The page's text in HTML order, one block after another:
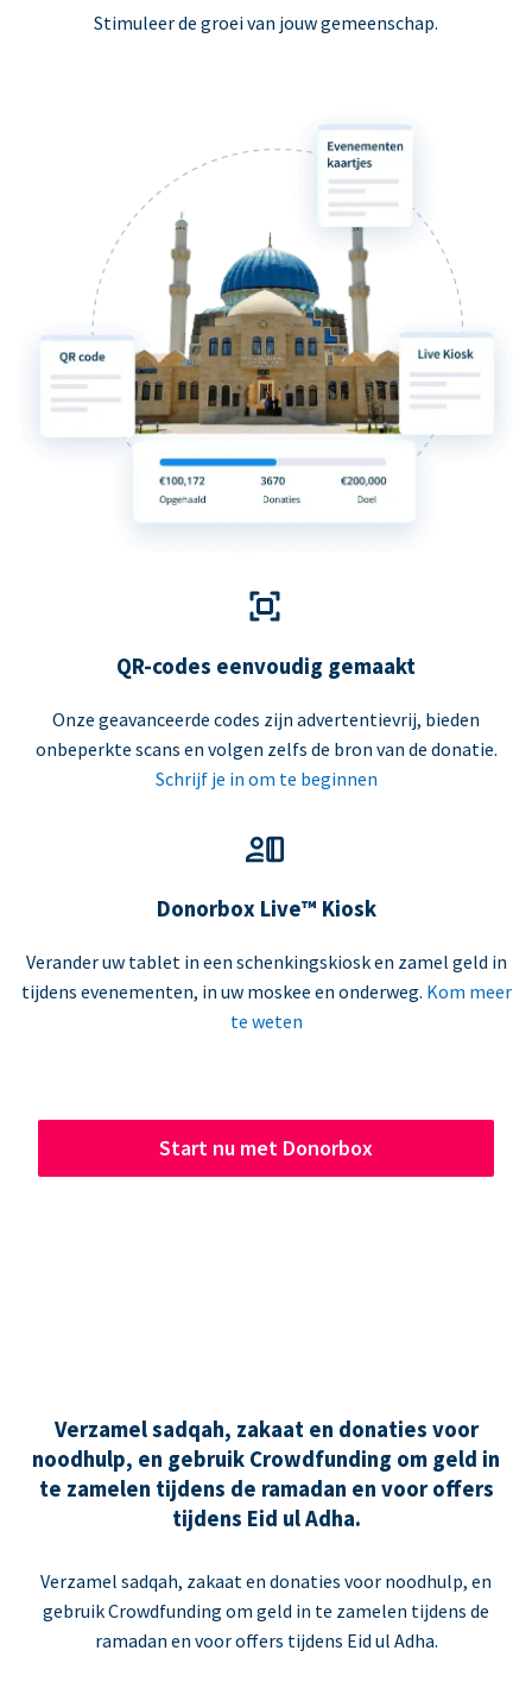
Stimuleer de groei van jouw gemeenschap.
QR-codes eenvoudig gemaakt
Onze geavanceerde codes zijn advertentievrij, bieden
onbeperkte scans en volgen zelfs de bron van de donatie.
Schrijf je in om te beginnen
Donorbox Live™ Kiosk
Verander uw tablet in een schenkingskiosk en zamel geld in
tijdens evenementen, in uw moskee en onderweg. Kom meer
te weten
Start nu met Donorbox
Verzamel sadqah, zakaat en donaties voor
noodhulp, en gebruik Crowdfunding om geld in
te zamelen tijdens de ramadan en voor offers
tijdens Eid ul Adha.
Verzamel sadqah, zakaat en donaties voor noodhulp, en
gebruik Crowdfunding om geld in te zamelen tijdens de
ramadan en voor offers tijdens Eid ul Adha.